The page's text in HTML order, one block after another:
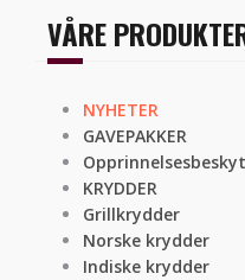
VÅRE
NYHETER
GAVEPAKKER
KRYDDER
Grillkrydder
Norske krydder
Indiske krydder